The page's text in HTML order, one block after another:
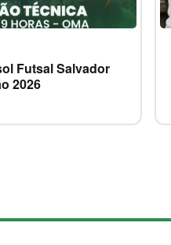
Futsal Salvador
2026